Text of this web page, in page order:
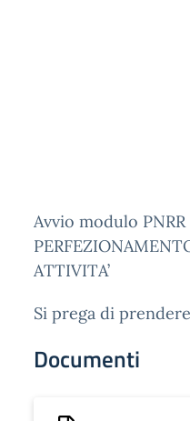
Avvio modulo
ATTIVITA’
Si prega di
Documenti